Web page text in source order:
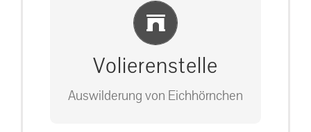
auf: 0162-7909946
Volierenstelle
Auswilderung von Eichhörnchen
Einlernung und Infos